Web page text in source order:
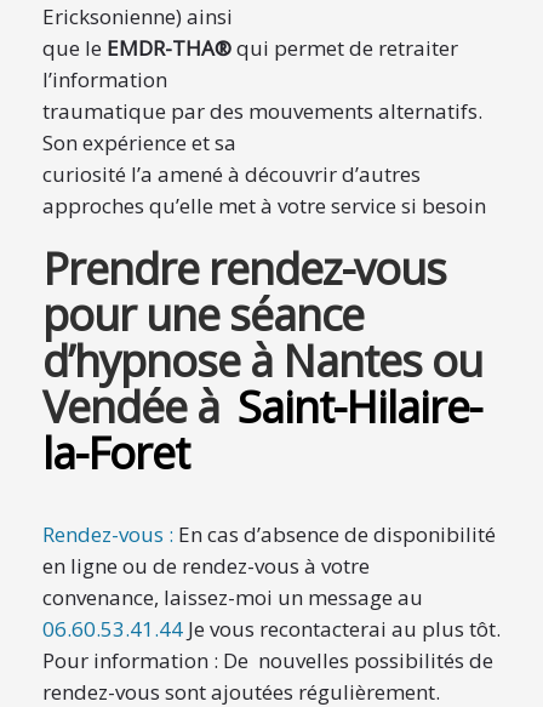
Ericksonienne) ainsi
que le EMDR-THA®qui permet de retraiter
l’information
traumatique par des mouvements alternatifs.
Son expérience et sa
curiosité l’a amené à découvrir d’autres
approches qu’elle met à votre service si besoin
Prendre rendez-vous
pour une séance
d’hypnose à Nantes ou
Vendée à Saint-Hilaire-
la-Foret
Rendez-vous : En cas d’absence de disponibilité
en ligne ou de rendez-vous à votre
convenance, laissez-moi un message au
06.60.53.41.44 Je vous recontacterai au plus tôt.
Pour information : De nouvelles possibilités de
rendez-vous sont ajoutées régulièrement.